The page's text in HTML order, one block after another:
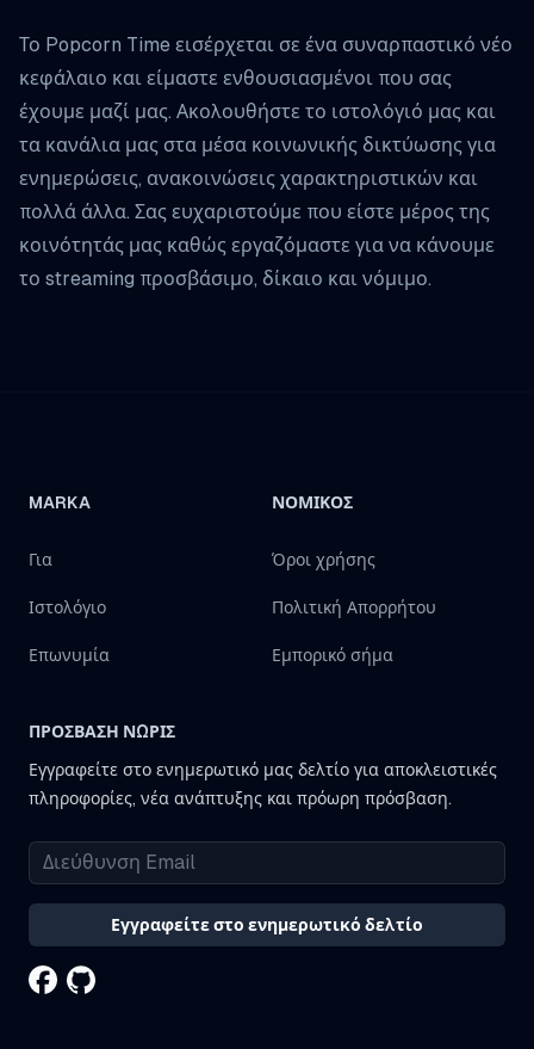
Το Popcorn Time εισέρχεται σε ένα συναρπαστικό νέο
κεφάλαιο και είμαστε ενθουσιασμένοι που σας
έχουμε μαζί μας. Ακολουθήστε το ιστολόγιό μας και
τα κανάλια μας στα μέσα κοινωνικής δικτύωσης για
ενημερώσεις, ανακοινώσεις χαρακτηριστικών και
πολλά άλλα. Σας ευχαριστούμε που είστε μέρος της
κοινότητάς μας καθώς εργαζόμαστε για να κάνουμε
το streaming προσβάσιμο, δίκαιο και νόμιμο.
MARKA
Για
Ιστολόγιο
Επωνυμία
ΝΟΜΙΚΌΣ
Όροι χρήσης
Πολιτική Απορρήτου
Εμπορικό σήμα
ΠΡΌΣΒΑΣΗ ΝΩΡΊΣ
Εγγραφείτε στο ενημερωτικό μας δελτίο για αποκλειστικές
πληροφορίες, νέα ανάπτυξης και πρόωρη πρόσβαση.
Εγγραφείτε στο ενημερωτικό δελτίο